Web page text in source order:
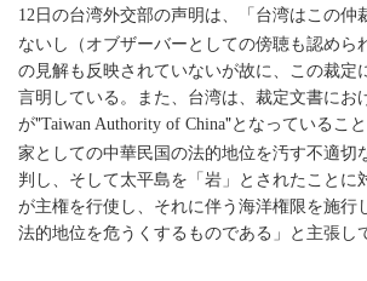
12日の台湾外交部の声明は、「台湾はこの仲
ないし（オブザーバーとしての傍聴も認めら
の見解も反映されていないが故に、この裁定
言明している。また、台湾は、裁定文書にお
が"Taiwan Authority of China"となっているこ
家としての中華民国の法的地位を汚す不適切
判し、そして太平島を「岩」とされたことに
が主権を行使し、それに伴う海洋権限を施行
法的地位を危うくするものである」と主張し